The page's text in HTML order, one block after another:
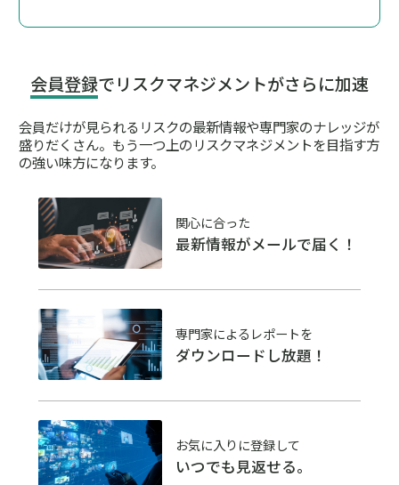
会員登録でリスクマネジメントがさらに加速
会員だけが見られるリスクの最新情報や専門家のナレッジが
盛りだくさん。 もう一つ上のリスクマネジメントを目指す方
の強い味方になります。
関心に合った
最新情報がメールで届く！
専門家によるレポートを
ダウンロードし放題！
お気に入りに登録して
いつでも見返せる。